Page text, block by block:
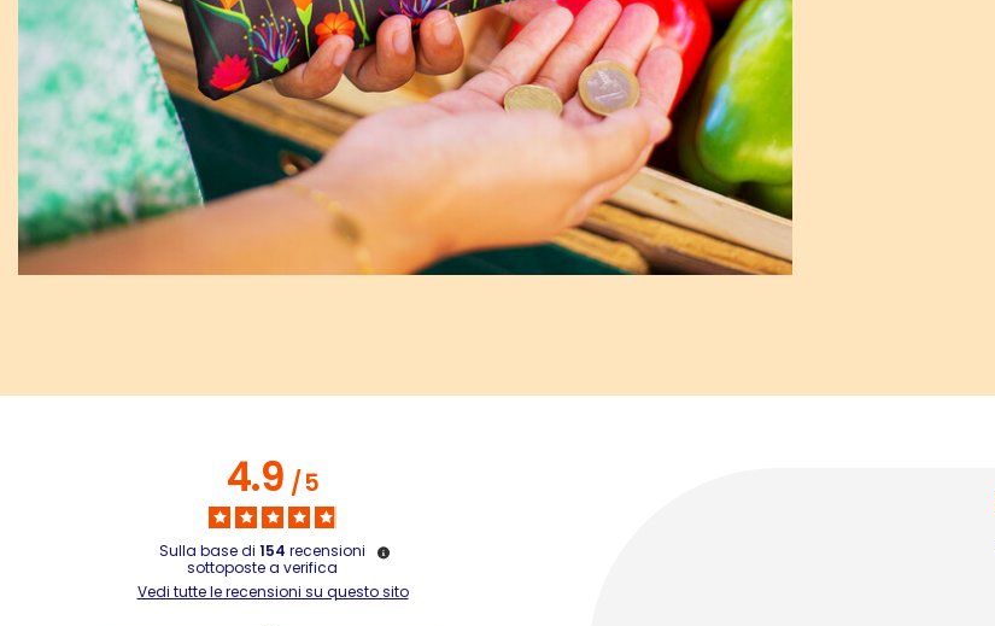
4.9/5
Sulla base di 154 recensioni
sottoposte a verifica
Vedi tutte le recensioni su questo sito